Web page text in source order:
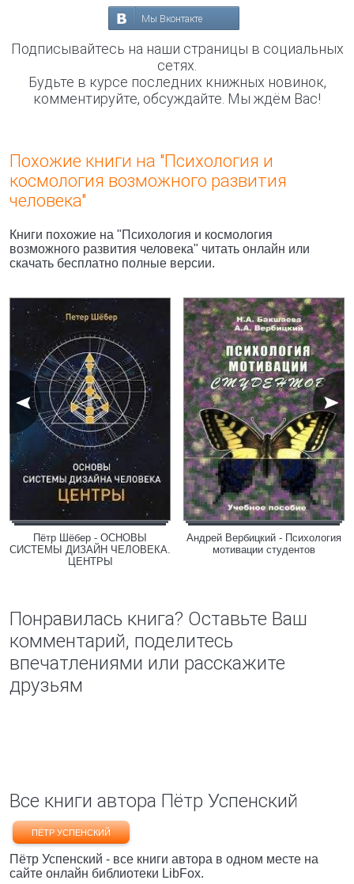
Мы Вконтакте
Подписывайтесь на наши страницы в социальных
сетях.
Будьте в курсе последних книжных новинок,
комментируйте, обсуждайте. Мы ждём Вас!
Похожие книги на "Психология и
космология возможного развития
человека"
Книги похожие на "Психология и космология
возможного развития человека" читать онлайн или
скачать бесплатно полные версии.
Пётр Шёбер - ОСНОВЫ
СИСТЕМЫ ДИЗАЙН ЧЕЛОВЕКА.
ЦЕНТРЫ
Андрей Вербицкий - Психология
мотивации студентов
Понравилась книга? Оставьте Ваш
комментарий, поделитесь
впечатлениями или расскажите
друзьям
Все книги автора Пётр Успенский
ПЁТР УСПЕНСКИЙ
Пётр Успенский - все книги автора в одном месте на
сайте онлайн библиотеки LibFox.